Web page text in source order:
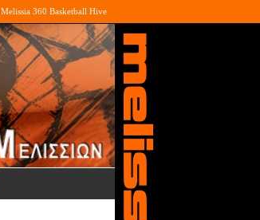
Melissia 360 Basketball Hive